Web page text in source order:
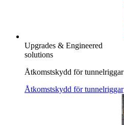
Upgrades & Engineered
solutions
Åtkomstskydd för tunnelriggar
Åtkomstskydd för tunnelriggar